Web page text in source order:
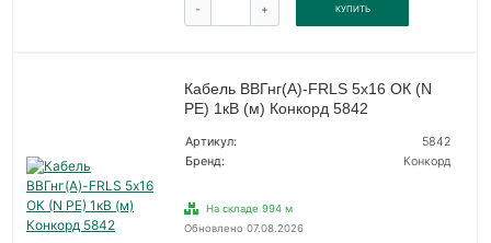
- + КУПИТЬ
Кабель ВВГнг(А)-FRLS 5х16 ОК (N
PE) 1кВ (м) Конкорд 5842
Артикул:
5842
Бренд:
Конкорд
На складе 994 м
Обновлено 07.08.2026